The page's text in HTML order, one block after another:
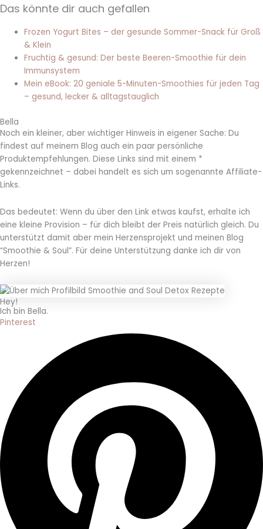
Das könnte dir auch gefallen
Frozen Yogurt Bites – der gesunde Sommer-Snack für Groß
& Klein
Fruchtig & gesund: Der beste Beeren-Smoothie für dein
Immunsystem
Mein eBook: 20 geniale 5-Minuten-Smoothies für jeden Tag
– gesund, lecker & alltagstauglich
Bella
Noch ein kleiner, aber wichtiger Hinweis in eigener Sache: Du
findest auf meinem Blog auch ein paar persönliche
Produktempfehlungen. Diese Links sind mit einem *
gekennzeichnet – dabei handelt es sich um sogenannte Affiliate-
Links.
Das bedeutet: Wenn du über den Link etwas kaufst, erhalte ich
eine kleine Provision – für dich bleibt der Preis natürlich gleich. Du
unterstützt damit aber mein Herzensprojekt und meinen Blog
“Smoothie & Soul”. Für deine Unterstützung danke ich dir von
Herzen!
Hey!
Ich bin Bella.
Pinterest